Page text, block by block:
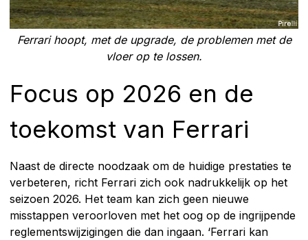
Ferrari hoopt, met de upgrade, de problemen met de
vloer op te lossen.
Focus op 2026 en de
toekomst van Ferrari
Naast de directe noodzaak om de huidige prestaties te
verbeteren, richt Ferrari zich ook nadrukkelijk op het
seizoen 2026. Het team kan zich geen nieuwe
misstappen veroorloven met het oog op de ingrijpende
reglementswijzigingen die dan ingaan. ‘Ferrari kan